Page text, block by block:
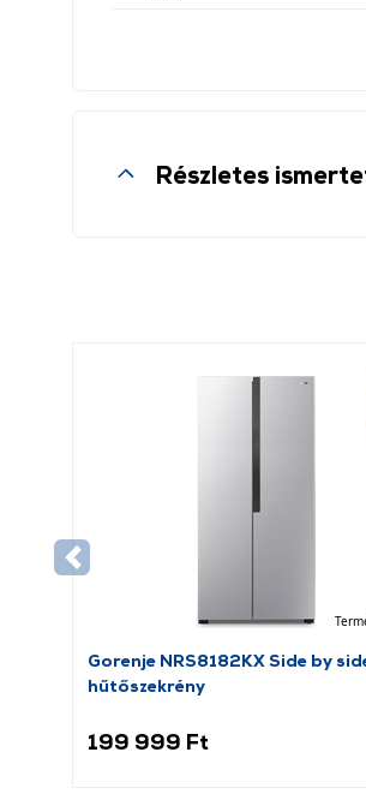
Részletes
Gorenje NRS8182KX Side by
hűtőszekrény
199 999 Ft